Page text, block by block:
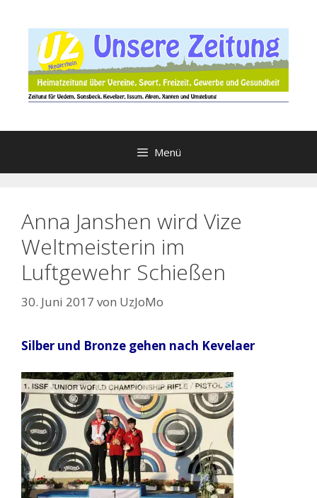
Inhalt
springen
Menü
Anna Janshen wird Vize
Weltmeisterin im
Luftgewehr Schießen
30. Juni 2017 von UzJoMo
Silber und Bronze gehen nach Kevelaer